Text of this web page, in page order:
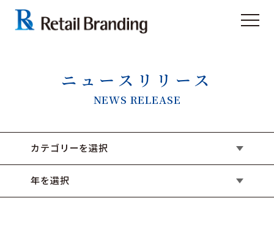
ニュースリリース
NEWS RELEASE
カテゴリーを選択
年を選択